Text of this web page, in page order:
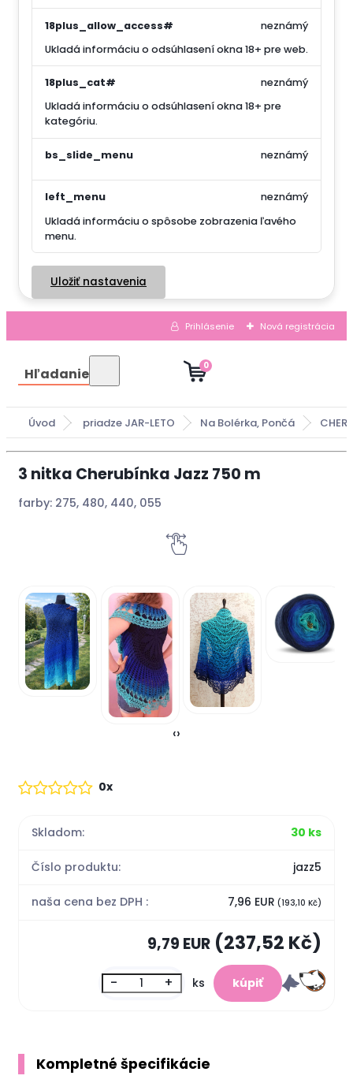
18plus_allow_access#
Ukladá informáciu o odsúhlasení okna 18+ pre web.
neznámý
18plus_cat#
Ukladá informáciu o odsúhlasení okna 18+ pre
kategóriu.
neznámý
bs_slide_menu neznámý
left_menu
Ukladá informáciu o spôsobe zobrazenia ľavého
menu.
neznámý
Uložiť nastavenia
Prihlásenie Nová registrácia
Hľadanie 0
Úvod priadze JAR-LETO Na Bolérka, Pončá
3 nitka Cherubínka Jazz 750 m
farby: 275, 480, 440, 055
‹›
0x
Skladom: 30 ks
Číslo produktu: jazz5
naša cena bez DPH : 7,96 EUR (193,10 Kč)
9,79 EUR(237,52 Kč)
- + ks
Kompletné špecifikácie